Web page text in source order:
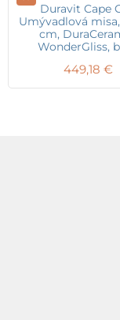
Duravit Cape
Umývadlová
cm,
WonderGliss,
449,18 €